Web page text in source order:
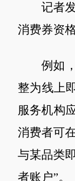
记者
消费券资
例如
整为线上
服务机构
消费者可
与某品类
者账户”。